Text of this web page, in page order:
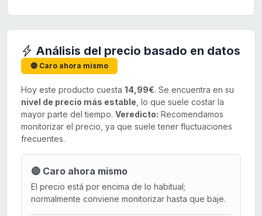
Análisis del precio basado en datos
🔴 Caro ahora mismo
Hoy este producto cuesta 14,99€. Se encuentra en su
nivel de precio más estable , lo que suele costar la
mayor parte del tiempo. Veredicto: Recomendamos
monitorizar el precio, ya que suele tener fluctuaciones
frecuentes.
🔴 Caro ahora mismo
El precio está por encima de lo habitual;
normalmente conviene monitorizar hasta que baje.